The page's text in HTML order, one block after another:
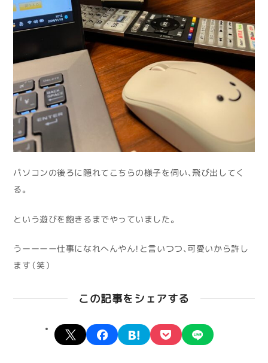
パソコンの後ろに隠れてこちらの様子を伺い、飛び出してく
る。
という遊びを飽きるまでやっていました。
うーーーー仕事になれへんやん！と言いつつ、可愛いから許し
ます（笑）
この記事をシェアする
X facebookhatena pocket